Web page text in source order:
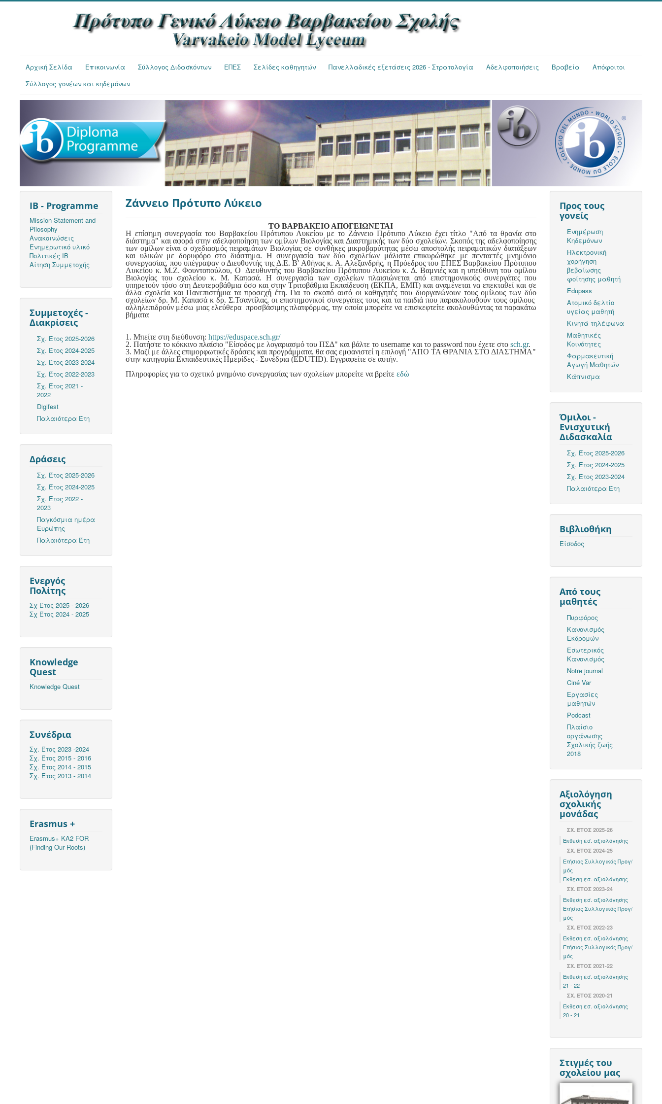
Αρχική Σελίδα Επικοινωνία Σύλλογος Διδασκόντων ΕΠΕΣ Σελίδες καθηγητών Πανελλαδικές εξετάσεις 2026 - Στρατολογία Αδελφοποιήσεις Βραβεία
Απόφοιτοι
Σύλλογος γονέων και κηδεμόνων
IB - Programme
Mission Statement and
Pilosophy
Ανακοινώσεις
Ενημερωτικό υλικό
Πολιτικές ΙΒ
Αίτηση Συμμετοχής
Συμμετοχές -
Διακρίσεις
Σχ. Έτος 2025-2026
Σχ. Έτος 2024-2025
Σχ. Έτος 2023-2024
Σχ. Έτος 2022-2023
Σχ. Έτος 2021 -
2022
Digifest
Παλαιότερα Έτη
Δράσεις
Σχ. Έτος 2025-2026
Σχ. Έτος 2024-2025
Σχ. Έτος 2022 -
2023
Παγκόσμια ημέρα
Ευρώπης
Παλαιότερα Έτη
Ενεργός
Πολίτης
Σχ Έτος 2025 - 2026
Σχ Έτος 2024 - 2025
Knowledge
Quest
Knowledge Quest
Συνέδρια
Σχ. Έτος 2023 -2024
Σχ. Έτος 2015 - 2016
Σχ. Έτος 2014 - 2015
Σχ. Έτος 2013 - 2014
Erasmus +
Erasmus+ KA2 FOR
(Finding Our Roots)
Ζάννειο Πρότυπο Λύκειο
ΤΟ ΒΑΡΒΑΚΕΙΟ ΑΠΟΓΕΙΩΝΕΤΑΙ
Η επίσημη συνεργασία του Βαρβακείου Πρότυπου Λυκείου με το Ζάννειο Πρότυπο Λύκειο έχει τίτλο "Από τα θρανία στο
διάστημα" και αφορά στην αδελφοποίηση των ομίλων Βιολογίας και Διαστημικής των δύο σχολείων. Σκοπός της αδελφοποίησης
των ομίλων είναι ο σχεδιασμός πειραμάτων Βιολογίας σε συνθήκες μικροβαρύτητας μέσω αποστολής πειραματικών διατάξεων
και υλικών με δορυφόρο στο διάστημα. Η συνεργασία των δύο σχολείων μάλιστα επικυρώθηκε με πενταετές μνημόνιο
συνεργασίας, που υπέγραψαν ο Διευθυντής της Δ.Ε. Β' Αθήνας κ. Α. Αλεξανδρής, η Πρόεδρος του ΕΠΕΣ Βαρβακείου Πρότυπου
Λυκείου κ. Μ.Ζ. Φουντοπούλου, Ο Διευθυντής του Βαρβακείου Πρότυπου Λυκείου κ. Δ. Βαμνιές και η υπεύθυνη του ομίλου
Βιολογίας του σχολείου κ. Μ. Καπασά. Η συνεργασία των σχολείων πλαισιώνεται από επιστημονικούς συνεργάτες που
υπηρετούν τόσο στη Δευτεροβάθμια όσο και στην Τριτοβάθμια Εκπαίδευση (ΕΚΠΑ, ΕΜΠ) και αναμένεται να επεκταθεί και σε
άλλα σχολεία και Πανεπιστήμια τα προσεχή έτη. Για το σκοπό αυτό οι καθηγητές που διοργανώνουν τους ομίλους των δύο
σχολείων δρ. Μ. Καπασά κ δρ. Σ.Τσαντίλας, οι επιστημονικοί συνεργάτες τους και τα παιδιά που παρακολουθούν τους ομίλους
αλληλεπιδρούν μέσω μιας ελεύθερα προσβάσιμης πλατφόρμας, την οποία μπορείτε να επισκεφτείτε ακολουθώντας τα παρακάτω
βήματα
1. Μπείτε στη διεύθυνση:https://eduspace.sch.gr/
2. Πατήστε το κόκκινο πλαίσιο "Είσοδος με λογαριασμό του ΠΣΔ" και βάλτε το username και το password που έχετε στοsch.gr.
3. Μαζί με άλλες επιμορφωτικές δράσεις και προγράμματα, θα σας εμφανιστεί η επιλογή "ΑΠΟ ΤΑ ΘΡΑΝΙΑ ΣΤΟ ΔΙΑΣΤΗΜΑ"
στην κατηγορία Εκπαιδευτικές Ημερίδες - Συνέδρια (EDUTID). Εγγραφείτε σε αυτήν.
Πληροφορίες για το σχετικό μνημόνιο συνεργασίας των σχολείων μπορείτε να βρείτεεδώ
Προς τους
γονείς
Ενημέρωση
Κηδεμόνων
Ηλεκτρονική
χορήγηση
βεβαίωσης
φοίτησης μαθητή
Edupass
Ατομικό δελτίο
υγείας μαθητή
Κινητά τηλέφωνα
Μαθητικές
Κοινότητες
Φαρμακευτική
Αγωγή Μαθητών
Κάπνισμα
Όμιλοι -
Ενισχυτική
Διδασκαλία
Σχ. Έτος 2025-2026
Σχ. Έτος 2024-2025
Σχ. Έτος 2023-2024
Παλαιότερα Έτη
Βιβλιοθήκη
Είσοδος
Από τους
μαθητές
Πυρφόρος
Κανονισμός
Εκδρομών
Εσωτερικός
Κανονισμός
Notre journal
Ciné Var
Εργασίες
μαθητών
Podcast
Πλαίσιο
οργάνωσης
Σχολικής ζωής
2018
Αξιολόγηση
σχολικής
μονάδας
ΣΧ. ΕΤΟΣ 2025-26
Έκθεση εσ. αξιολόγησης
ΣΧ. ΕΤΟΣ 2024-25
Ετήσιος Συλλογικός Προγ/
μός
Έκθεση εσ. αξιολόγησης
ΣΧ. ΈΤΟΣ 2023-24
Έκθεση εσ. αξιολόγησης
Ετήσιος Συλλογικός Προγ/
μός
ΣΧ. ΈΤΟΣ 2022-23
Έκθεση εσ. αξιολόγησης
Ετήσιος Συλλογικός Προγ/
μός
ΣΧ. ΕΤΟΣ 2021-22
Έκθεση εσ. αξιολόγησης
21 - 22
ΣΧ. ΕΤΟΣ 2020-21
Έκθεση εσ. αξιολόγησης
20 - 21
Στιγμές του
σχολείου μας